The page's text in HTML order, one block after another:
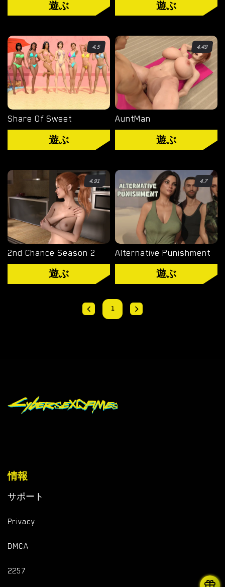
HTML
カテゴリー
3D
BDSM
ヘンタイ
熟女
ディミトレスク夫人
バイオハザード
ビジュアルノベル
遊ぶ 遊ぶ
4.5
Share Of Sweet
遊ぶ
4.49
AuntMan
遊ぶ
4.91
2nd Chance Season 2
遊ぶ
4.7
Alternative Punishment
遊ぶ
1
情報
サポート
Privacy
DMCA
2257